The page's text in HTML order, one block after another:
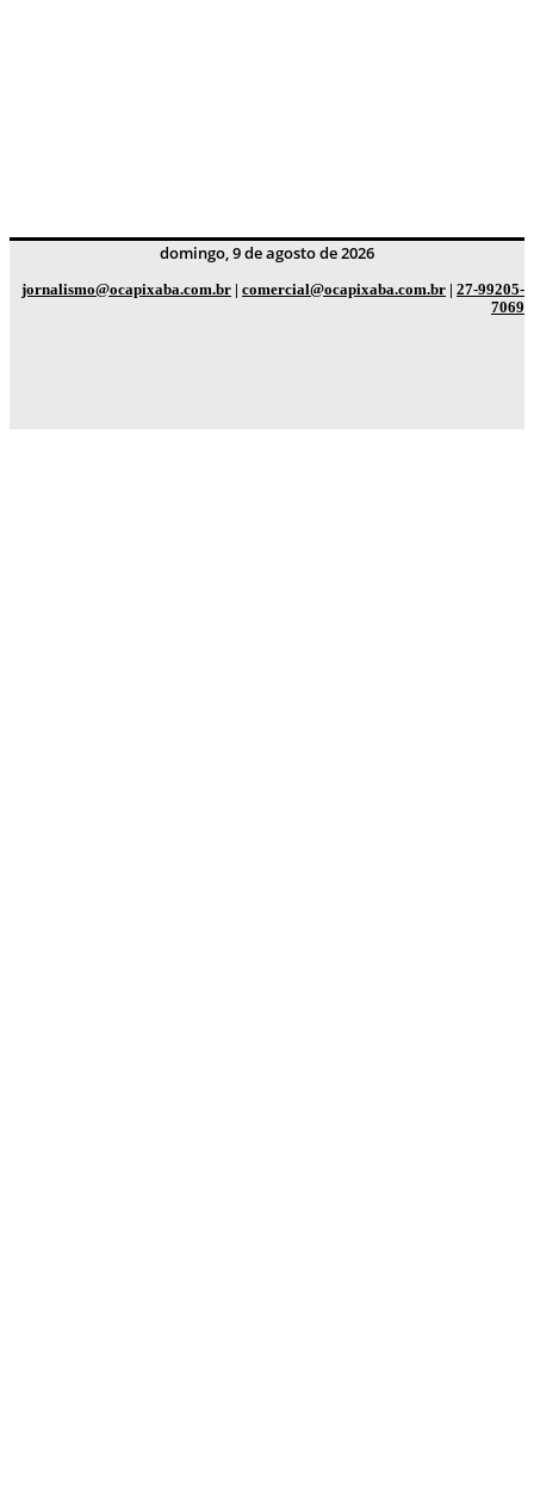
domingo, 9 de agosto de 2026
jornalismo@ocapixaba.com.br | comercial@ocapixaba.com.br | 27-99205-
7069